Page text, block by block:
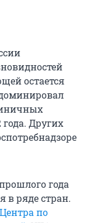
остается
Других
года
в ряде стран.
Центра по